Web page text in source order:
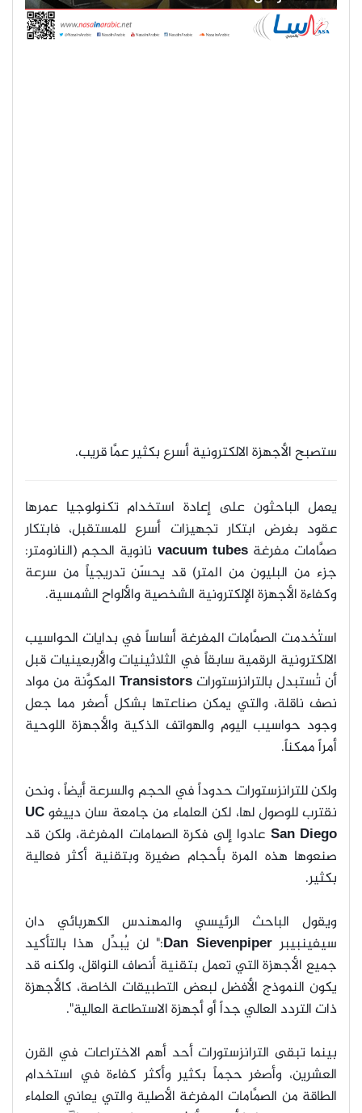
ستصبح الأجهزة الالكترونية أسرع بكثير عمَّا قريب.
يعمل الباحثون على إعادة استخدام تكنولوجيا عمرها
عقود بغرض ابتكار تجهيزات أسرع للمستقبل، فابتكار
صمَّامات مفرغةvacuum tubes نانوية الحجم (النانومتر:
جزء من البليون من المتر) قد يحسّن تدريجياً من سرعة
وكفاءة الأجهزة الإلكترونية الشخصية والألواح الشمسية.
استُخدمت الصمَّامات المفرغة أساساً في بدايات الحواسيب
الالكترونية الرقمية سابقاً في الثلاثينيات والأربعينيات قبل
أن تُستبدل بالترانزستوراتTransistors المكوَّنة من مواد
نصف ناقلة، والتي يمكن صناعتها بشكل أصغر مما جعل
وجود حواسيب اليوم والهواتف الذكية والأجهزة اللوحية
أمراً ممكناً.
ولكن للترانزستورات حدوداً في الحجم والسرعة أيضاً ، ونحن
نقترب للوصول لها، لكن العلماء من جامعة سان دييغوUC
San Diego عادوا إلى فكرة الصمامات المفرغة، ولكن قد
صنعوها هذه المرة بأحجام صغيرة وبتقنية أكثر فعالية
بكثير.
ويقول الباحث الرئيسي والمهندس الكهربائي دان
سيفينبيبرDan Sievenpiper:" لن يُبدِّل هذا بالتأكيد
جميع الأجهزة التي تعمل بتقنية أنصاف النواقل، ولكنه قد
يكون النموذج الأفضل لبعض التطبيقات الخاصة، كالأجهزة
ذات التردد العالي جداً أو أجهزة الاستطاعة العالية".
بينما تبقى الترانزستورات أحد أهم الاختراعات في القرن
العشرين، وأصغر حجماً بكثير وأكثر كفاءة في استخدام
الطاقة من الصمَّامات المفرغة الأصلية والتي يعاني العلماء